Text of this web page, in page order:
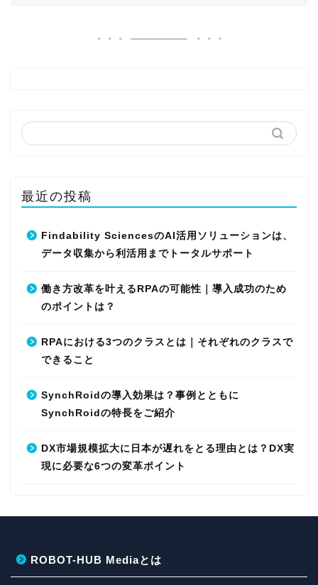
最近の投稿
Findability SciencesのAI活用ソリューションは、
データ収集から利活用までトータルサポート
働き方改革を叶えるRPAの可能性｜導入成功のため
のポイントは？
RPAにおける3つのクラスとは｜それぞれのクラスで
できること
SynchRoidの導入効果は？事例とともに
SynchRoidの特長をご紹介
DX市場規模拡大に日本が遅れをとる理由とは？DX実
現に必要な6つの変革ポイント
ROBOT-HUB Mediaとは